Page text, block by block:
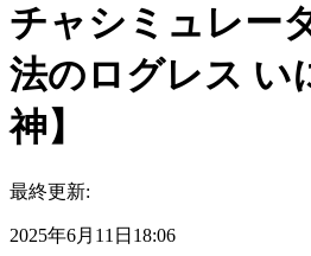
チャシミュレー
法のログレス い
神】
最終更新:
2025年6月11日18:06